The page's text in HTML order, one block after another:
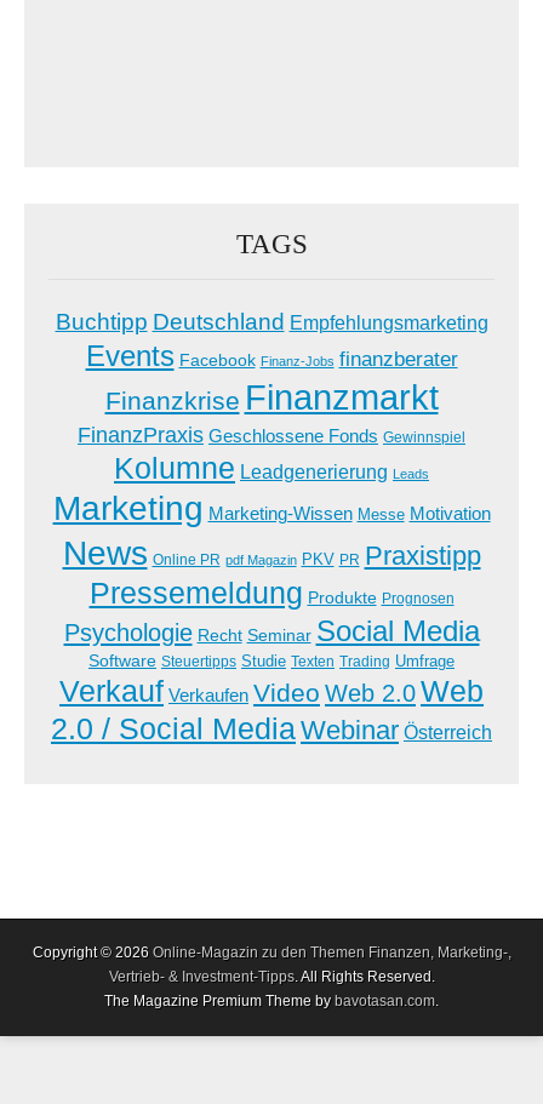
TAGS
Buchtipp Deutschland Empfehlungsmarketing
Events Facebook Finanz-Jobs finanzberater
Finanzkrise Finanzmarkt
FinanzPraxis Geschlossene Fonds Gewinnspiel
Kolumne Leadgenerierung Leads
Marketing Marketing-Wissen Messe Motivation
News Online PR pdf Magazin PKV PR Praxistipp
Pressemeldung Produkte Prognosen
Psychologie Recht Seminar Social Media
Software Steuertipps Studie Texten Trading Umfrage
Verkauf Verkaufen Video Web 2.0Web
2.0 / Social MediaWebinar Österreich
Copyright © 2026 Online-Magazin zu den Themen Finanzen, Marketing-,
Vertrieb- & Investment-Tipps. All Rights Reserved.
The Magazine Premium Theme by bavotasan.com.